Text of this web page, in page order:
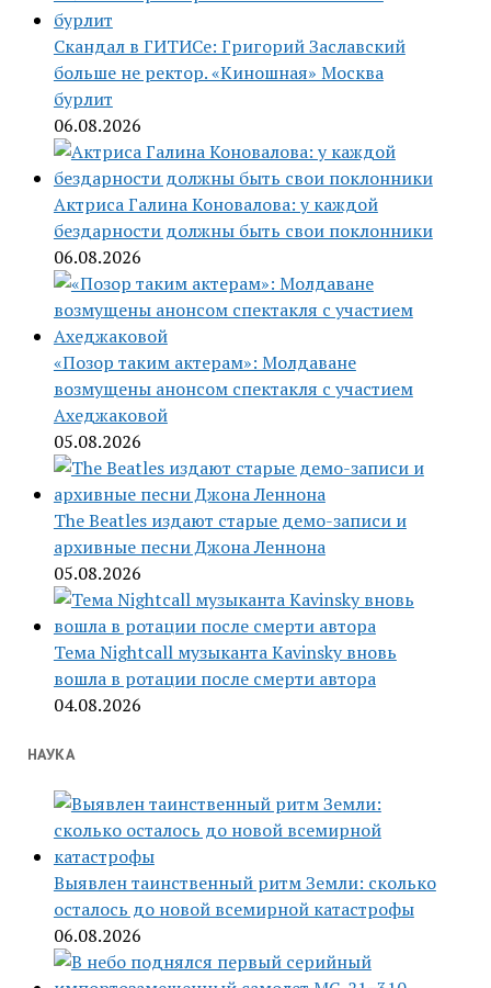
Скандал в ГИТИСе: Григорий Заславский
больше не ректор. «Киношная» Москва
бурлит
06.08.2026
Актриса Галина Коновалова: у каждой
бездарности должны быть свои поклонники
06.08.2026
«Позор таким актерам»: Молдаване
возмущены анонсом спектакля с участием
Ахеджаковой
05.08.2026
The Beatles издают старые демо-записи и
архивные песни Джона Леннона
05.08.2026
Тема Nightcall музыканта Kavinsky вновь
вошла в ротации после смерти автора
04.08.2026
НАУКА
Выявлен таинственный ритм Земли: сколько
осталось до новой всемирной катастрофы
06.08.2026